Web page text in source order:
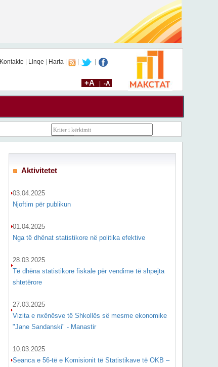
Kontakte Linqe Harta| | |
+A -A
Aktivitetet
03.04.2025
Njoftim për publikun
01.04.2025
Nga të dhënat statistikore në politika efektive
28.03.2025
Të dhëna statistikore fiskale për vendime të shpejta
shtetërore
27.03.2025
Vizita e nxënësve të Shkollës së mesme ekonomike
"Jane Sandanski" - Manastir
10.03.2025
Seanca e 56-të e Komisionit të Statistikave të OKB –